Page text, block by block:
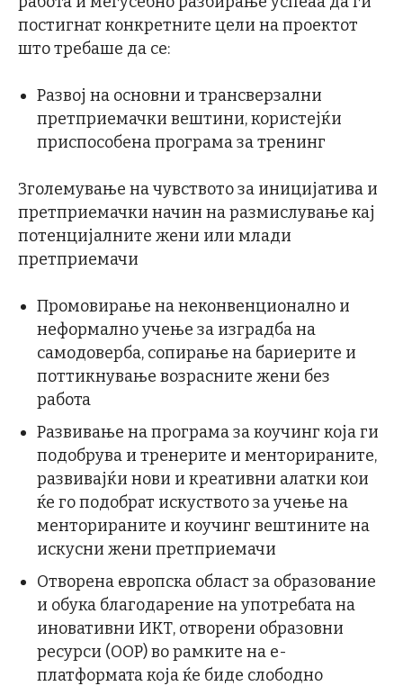
постигнат конкретните цели на проектот
што требаше да се:
Развој на основни и трансверзални
претприемачки вештини, користејќи
приспособена програма за тренинг
Зголемување на чувството за иницијатива и
претприемачки начин на размислување кај
потенцијалните жени или млади
претприемачи
Промовирање на неконвенционално и
неформално учење за изградба на
самодоверба, сопирање на бариерите и
поттикнување возрасните жени без
работа
Развивање на програма за коучинг која ги
подобрува и тренерите и менторираните,
развивајќи нови и креативни алатки кои
ќе го подобрат искуството за учење на
менторираните и коучинг вештините на
искусни жени претприемачи
Отворена европска област за образование
и обука благодарение на употребата на
иновативни ИКТ, отворени образовни
ресурси (ООР) во рамките на е-
платформата која ќе биде слободно